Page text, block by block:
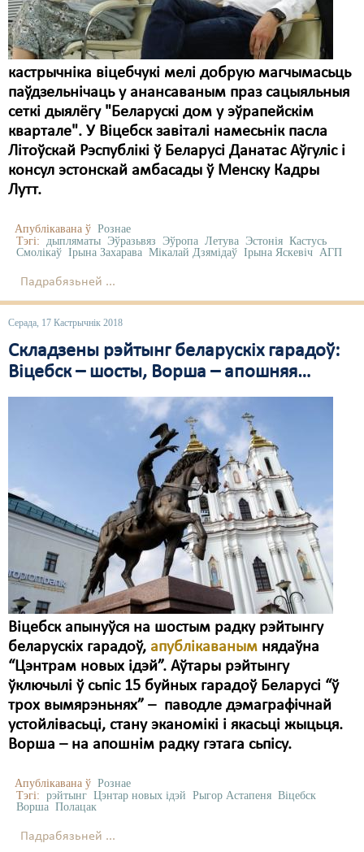
кастрычніка віцебчукі мелі добрую магчымасьць
паўдзельнічаць у анансаваным праз сацыяльныя
сеткі дыялёгу "Беларускі дом у эўрапейскім
квартале". У Віцебск завіталі намесьнік пасла
Літоўскай Рэспублікі ў Беларусі Данатас Аўгуліс і
консул эстонскай амбасады ў Менску Кадры
Лутт.
Апублікавана ў Рознае
Тэгі: дыпляматы Эўразьвяз Эўропа Летува Эстонія Кастусь
Смолікаў Ірына Захарава Мікалай Дзямідаў Ірына Яскевіч АГП
Падрабязьней ...
Серада, 17 Кастрычнік 2018
Складзены рэйтынг беларускіх гарадоў:
Віцебск – шосты, Ворша – апошняя…
Віцебск апынуўся на шостым радку рэйтынгу
беларускіх гарадоў, апублікаваным нядаўна
“Цэнтрам новых ідэй”. Аўтары рэйтынгу
ўключылі ў сьпіс 15 буйных гарадоў Беларусі “ў
трох вымярэньнях” – паводле дэмаграфічнай
устойлівасьці, стану эканомікі і якасьці жыцьця.
Ворша – на апошнім радку гэтага сьпісу.
Апублікавана ў Рознае
Тэгі: рэйтынг Цэнтар новых ідэй Рыгор Астапеня Віцебск
Ворша Полацак
Падрабязьней ...